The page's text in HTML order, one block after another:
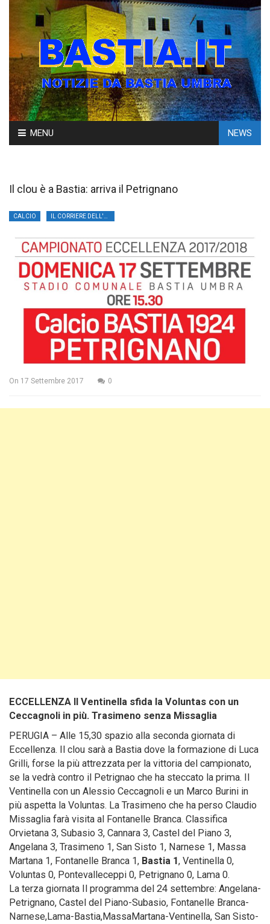
Skip
to
MENU NEWS
Il clou è a Bastia: arriva il Petrignano
CALCIO
On 17 Settembre 2017 0
ECCELLENZA Il Ventinella sfida la Voluntas con un
Ceccagnoli in più. Trasimeno senza Missaglia
PERUGIA – Alle 15,30 spazio alla seconda giornata di
Eccellenza. Il clou sarà a Bastia dove la formazione di Luca
Grilli, forse la più attrezzata per la vittoria del campionato,
se la vedrà contro il Petrignao che ha steccato la prima. Il
Ventinella con un Alessio Ceccagnoli e un Marco Burini in
più aspetta la Voluntas. La Trasimeno che ha perso Claudio
Missaglia farà visita al Fontanelle Branca. Classifica
Orvietana 3, Subasio 3, Cannara 3, Castel del Piano 3,
Angelana 3, Trasimeno 1, San Sisto 1, Narnese 1, Massa
Martana 1, Fontanelle Branca 1, Bastia 1, Ventinella 0,
Voluntas 0, Pontevalleceppi 0, Petrignano 0, Lama 0.
La terza giornata Il programma del 24 settembre: Angelana-
Petrignano, Castel del Piano-Subasio, Fontanelle Branca-
Narnese,Lama-Bastia,MassaMartana-Ventinella, San Sisto-